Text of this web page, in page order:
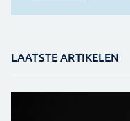
LAATSTE ARTIKELEN